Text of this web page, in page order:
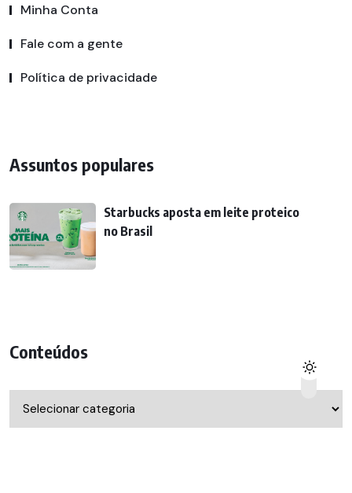
Minha Conta
Fale com a gente
Política de privacidade
Assuntos populares
Starbucks aposta em leite proteico
no Brasil
Conteúdos
Conteúdos